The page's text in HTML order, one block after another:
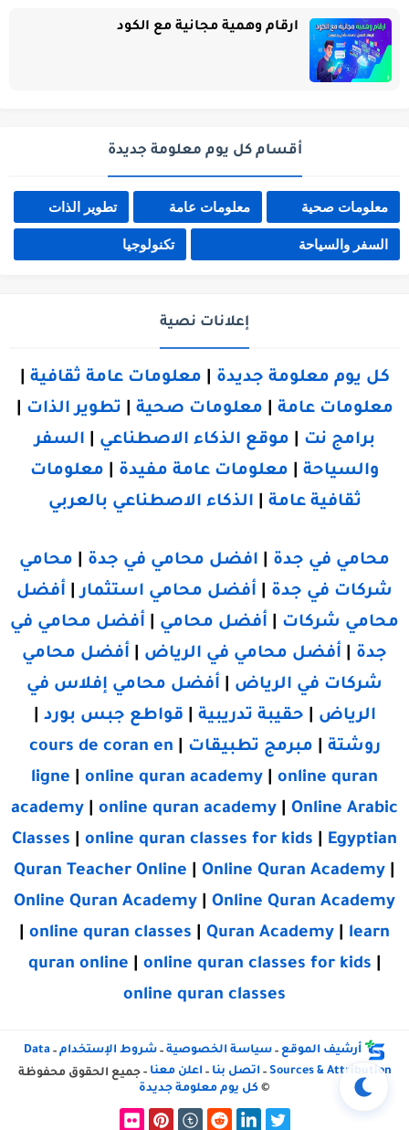
ارقام وهمية مجانية مع الكود
أقسام كل يوم معلومة جديدة
معلومات صحية معلومات عامة تطوير الذات
السفر والسياحة تكنولوجيا
إعلانات نصية
كل يوم معلومة جديدة معلومات عامة ثقافية
معلومات عامة
معلومات صحية تطوير الذات
برامج نت
موقع الذكاء الاصطناعي
السفر
والسياحة
معلومات عامة مفيدة
معلومات
ثقافية عامة
الذكاء الاصطناعي بالعربي
محامي في جدة افضل محامي في جدة
محامي
شركات في جدة
أفضل محامي استثمار| أفضل
محامي شركات
أفضل محامي
أفضل محامي في
جدة
أفضل محامي في الرياض
أفضل محامي
شركات في الرياض
أفضل محامي إفلاس في
الرياض
حقيبة تدريبية قواطع جبس بورد
روشتة
مبرمج تطبيقات
cours de coran en
ligne
online quran academy
online quran
academy
online quran academy
Online Arabic
Classes
online quran classes for kids
Egyptian
Quran Teacher Online
Online Quran Academy
Online Quran Academy
Online Quran Academy
online quran classes Quran Academy
learn
quran online
online quran classes for kids
online quran classes
أرشيف الموقع -سياسة الخصوصية -شروط الإستخدام -
Data
Sources & Attribution
- اتصل بنا - اعلن معنا - جميع الحقوق محفوظة
© كل يوم معلومة جديدة